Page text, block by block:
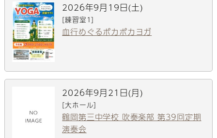
2026年9月19日(土)
[練習室1]
血行めぐるポカポカヨガ
2026年9月21日(月)
[大ホール]
鶴岡第三中学校 吹奏楽部 第39回定期
演奏会